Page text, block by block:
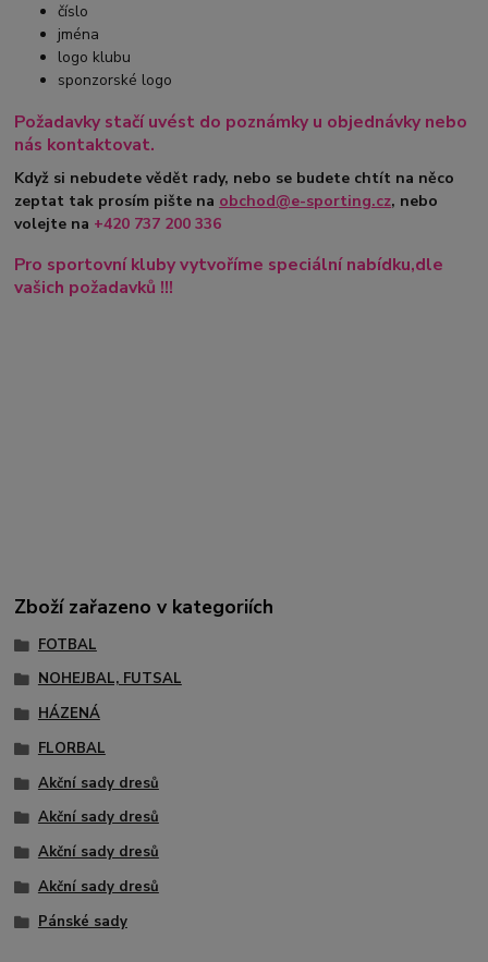
číslo
jména
logo klubu
sponzorské logo
Požadavky stačí uvést do poznámky u objednávky nebo
nás kontaktovat.
Když si nebudete vědět rady, nebo se budete chtít na něco
zeptat tak prosím pište na obchod@e-sporting.cz, nebo
volejte na +420 737 200 336
Pro sportovní kluby vytvoříme speciální nabídku,dle
vašich požadavků !!!
Zboží zařazeno v kategoriích
FOTBAL
NOHEJBAL, FUTSAL
HÁZENÁ
FLORBAL
Akční sady dresů
Akční sady dresů
Akční sady dresů
Akční sady dresů
Pánské sady